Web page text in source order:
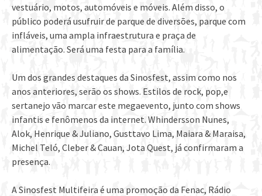
vestuário, motos, automóveis e móveis. Além disso, o
público poderá usufruir de parque de diversões, parque com
infláveis, uma ampla infraestrutura e praça de
alimentação. Será uma festa para a família.
Um dos grandes destaques da Sinosfest, assim como nos
anos anteriores, serão os shows. Estilos de rock, pop,e
sertanejo vão marcar este megaevento, junto com shows
infantis e fenômenos da internet. Whindersson Nunes,
Alok, Henrique & Juliano, Gusttavo Lima, Maiara & Maraisa,
Michel Teló, Cleber & Cauan, Jota Quest, já confirmaram a
presença.
A Sinosfest Multifeira é uma promoção da Fenac, Rádio